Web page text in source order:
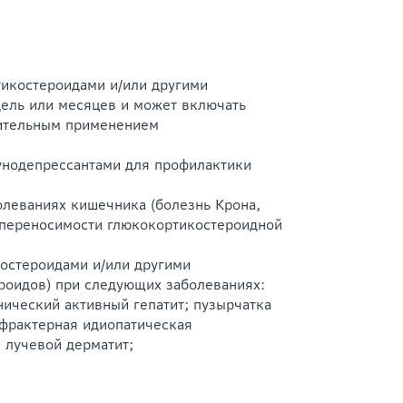
и/или другими
или месяцев и может включать
применением
для профилактики
кишечника (болезнь Крона,
глюкокортикостероидной
и/или другими
при следующих заболеваниях:
активный гепатит; пузырчатка
идиопатическая
дерматит;